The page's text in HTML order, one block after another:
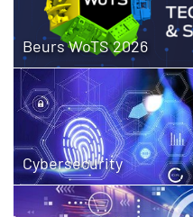
Beurs WoTS 2026
Cybersecurity